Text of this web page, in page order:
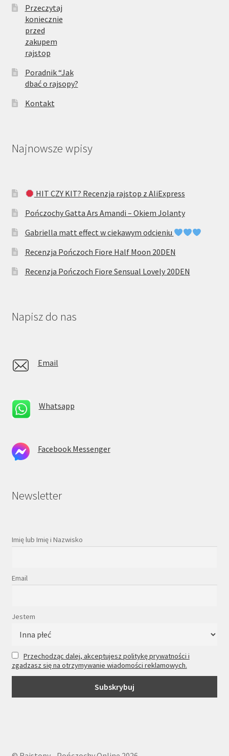
Przeczytaj
koniecznie
przed
zakupem
rajstop
Poradnik “Jak
dbać o rajsopy?
Kontakt
Najnowsze wpisy
HIT CZY KIT? Recenzja rajstop z AliExpress
Pończochy Gatta Ars Amandi – Okiem Jolanty
Gabriella matt effect w ciekawym odcieniu
Recenzja Pończoch Fiore Half Moon 20DEN
Recenzja Pończoch Fiore Sensual Lovely 20DEN
Napisz do nas
Email
Whatsapp
Facebook Messenger
Newsletter
Imię lub Imię i Nazwisko
Email
Jestem
Przechodząc dalej, akceptujesz politykę prywatności i
zgadzasz się na otrzymywanie wiadomości reklamowych.